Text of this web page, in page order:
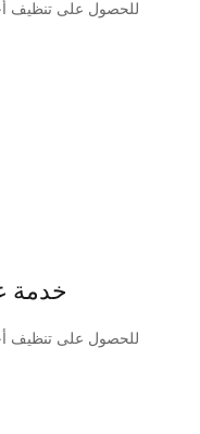
للحصول على تنظيف
خدمة
للحصول على تنظيف